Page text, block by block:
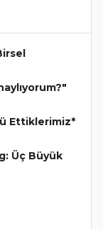
Ettiklerimiz*
Üç Büyük